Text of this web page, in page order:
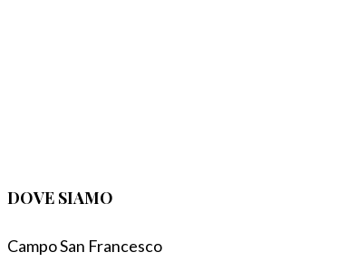
DOVE SIAMO
Campo San Francesco